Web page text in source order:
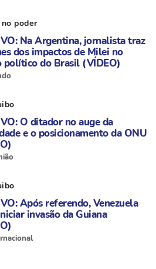
poder
Na Argentina, jornalista traz
dos impactos de Milei no
do Brasil (VÍDEO)
O ditador no auge da
e o posicionamento da ONU
Após referendo, Venezuela
invasão da Guiana